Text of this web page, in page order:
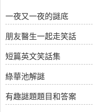
一夜又一夜的謎底
朋友醫生一起走笑話
短篇英文笑話集
綠華池解謎
有趣謎題題目和答案